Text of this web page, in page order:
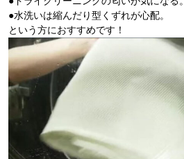
●水洗いは縮んだり型くずれが心配。
という方におすすめです！